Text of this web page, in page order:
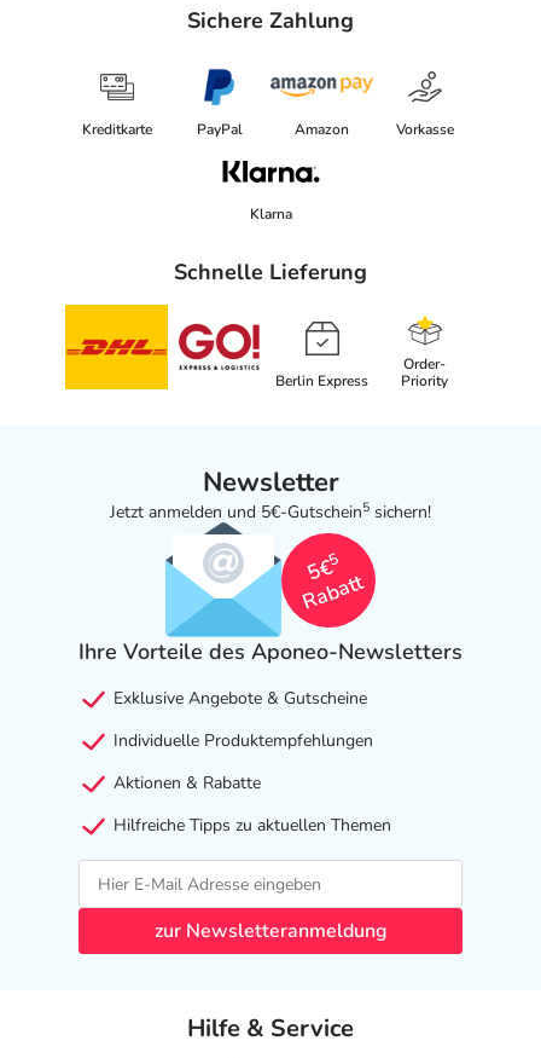
Sichere Zahlung
Kreditkarte PayPal Amazon Vorkasse
Klarna
Schnelle Lieferung
Berlin Express
Order-
Priority
Newsletter
Jetzt anmelden und 5€-Gutschein5 sichern!
5€
5
Rabatt
Ihre Vorteile des Aponeo-Newsletters
Exklusive Angebote & Gutscheine
Individuelle Produktempfehlungen
Aktionen & Rabatte
Hilfreiche Tipps zu aktuellen Themen
zur Newsletteranmeldung
Hilfe & Service